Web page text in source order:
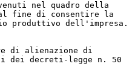
nel quadro della
al fine di consentire la
produttivo dell'impresa.
di alienazione di
dei decreti-legge n. 50